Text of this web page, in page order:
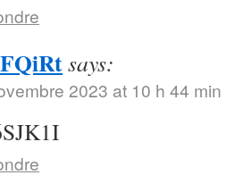
says:
2023 at 10 h 44 min